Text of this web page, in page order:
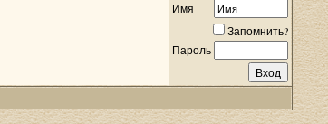
Имя
Запомнить?
Пароль